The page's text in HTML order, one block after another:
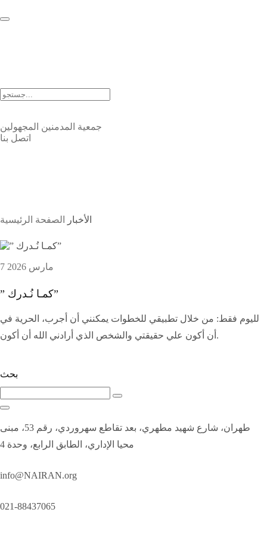
جمعية المدمنين المجهولين
اتصل بنا
الصفحة الرئيسية الأخبار
7 مارس 2026
” كمـا نُـدرك”
لليوم فقط: من خلال تطبيقي للخطوات يمكنني أن أجرب، الحرية في
أن أكون علي حقيقتي والشخص الذي أرادني الله أن أكون.
بحث
طهران، شارع شهيد مطهري، بعد تقاطع سهروردي، رقم 53، مبنى
محيا الإداري، الطابق الرابع، وحدة 4
info@NAIRAN.org
021-88437065